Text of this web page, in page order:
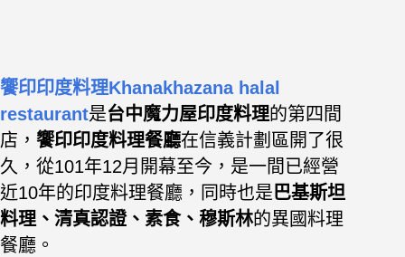
饗印印度料理Khanakhazana halal
restaurant是台中魔力屋印度料理的第四間
店， 饗印印度料理餐廳在信義計劃區開了很
久，從101年12月開幕至今，是一間已經營
近10年的印度料理餐廳，同時也是巴基斯坦
料理、清真認證、素食、穆斯林的異國料理
餐廳。